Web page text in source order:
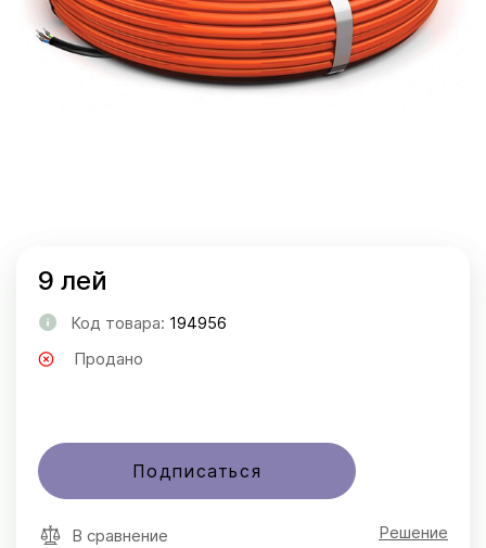
9 лей
Код товара: 194956
Продано
Подписаться
В сравнение Решение